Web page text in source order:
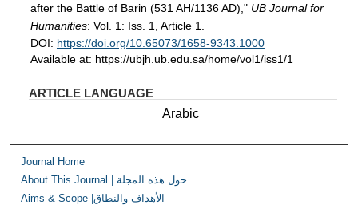
after the Battle of Barin (531 AH/1136 AD)," UB Journal for
Humanities: Vol. 1: Iss. 1, Article 1.
DOI: https://doi.org/10.65073/1658-9343.1000
Available at: https://ubjh.ub.edu.sa/home/vol1/iss1/1
ARTICLE LANGUAGE
Arabic
Journal Home
About This Journal | حول هذه المجلة
Aims & Scope |الأهداف والنطاق